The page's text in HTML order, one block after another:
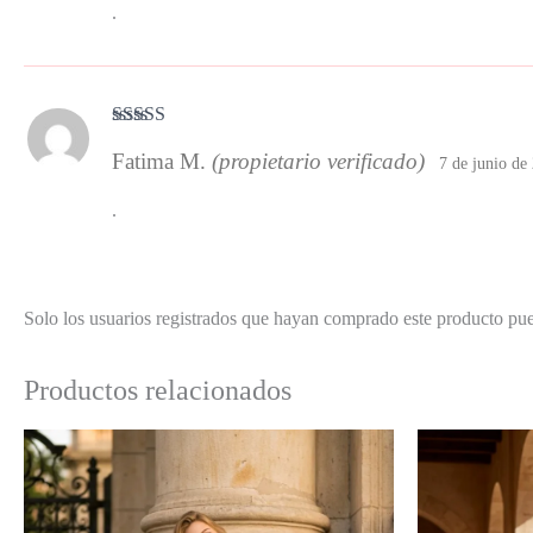
.
5de 5
Fatima M. (propietario verificado) 7 de junio de
.
Solo los usuarios registrados que hayan comprado este producto
Productos relacionados
precio
original
era:
precio
actual
es: